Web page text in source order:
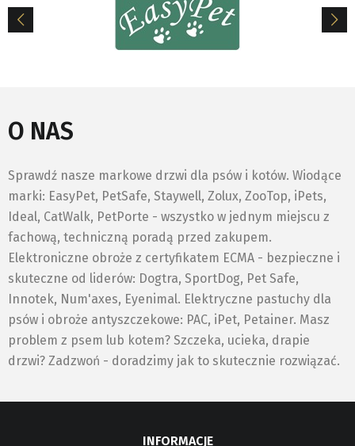
O NAS
Sprawdź nasze markowe drzwi dla psów i kotów. Wiodące
marki: EasyPet, PetSafe, Staywell, Zolux, ZooTop, iPets,
Ideal, CatWalk, PetPorte - wszystko w jednym miejscu z
fachową, techniczną poradą przed zakupem.
Elektroniczne obroże z certyfikatem ECMA - bezpieczne i
skuteczne od liderów: Dogtra, SportDog, Pet Safe,
Innotek, Num'axes, Eyenimal. Elektryczne pastuchy dla
psów i obroże antyszczekowe: PAC, iPet, Petainer. Masz
problem z psem lub kotem? Szczeka, ucieka, drapie
drzwi? Zadzwoń - doradzimy jak to skutecznie rozwiązać.
INFORMACJE